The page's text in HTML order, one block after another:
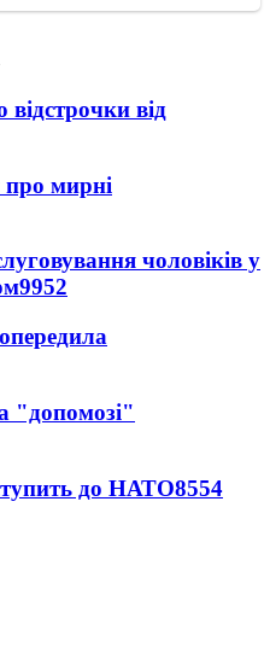
від
про мирні
чоловіків у
9952
"допомозі"
до НАТО8554